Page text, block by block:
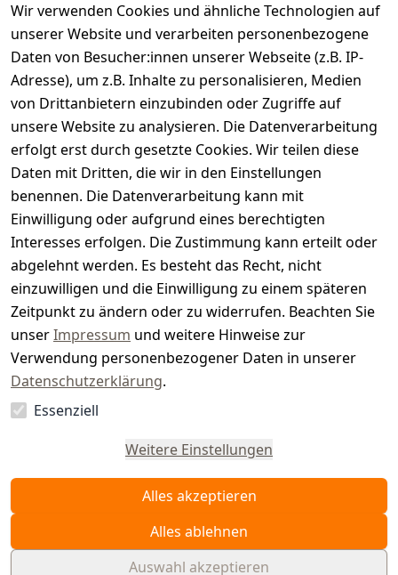
Wir verwenden Cookies und ähnliche Technologien auf
unserer Website und verarbeiten personenbezogene
Daten von Besucher:innen unserer Webseite (z.B. IP-
Adresse), um z.B. Inhalte zu personalisieren, Medien
von Drittanbietern einzubinden oder Zugriffe auf
unsere Website zu analysieren. Die Datenverarbeitung
erfolgt erst durch gesetzte Cookies. Wir teilen diese
Daten mit Dritten, die wir in den Einstellungen
benennen. Die Datenverarbeitung kann mit
Einwilligung oder aufgrund eines berechtigten
Interesses erfolgen. Die Zustimmung kann erteilt oder
abgelehnt werden. Es besteht das Recht, nicht
einzuwilligen und die Einwilligung zu einem späteren
Zeitpunkt zu ändern oder zu widerrufen. Beachten Sie
unserImpressum und weitere Hinweise zur
Verwendung personenbezogener Daten in unserer
Datenschutzerklärung.
Essenziell
Weitere Einstellungen
Alles akzeptieren
Alles ablehnen
Auswahl akzeptieren
d
m
e
i
s
r.
e
Vertrag
widerrufen
© WAIDMEISTER 2026